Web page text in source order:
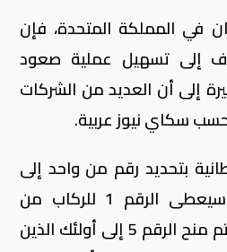
في المملكة المتحدة، فإن
إلى تسهيل عملية صعود
إلى أن العديد من الشركات
سكاي نيوز عربية.
بتحديد رقم من واحد إلى
خمسة لكل الركاب، وسيعطى الرقم 1 للركاب من
الدرجة الأولى، على أن يتم منح الرقم 5 إلى أولئك الذين